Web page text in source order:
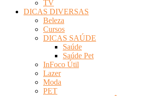
TV
DICAS DIVERSAS
Beleza
Cursos
DICAS SAÚDE
Saúde
Saúde Pet
InFoco Útil
Lazer
Moda
PET